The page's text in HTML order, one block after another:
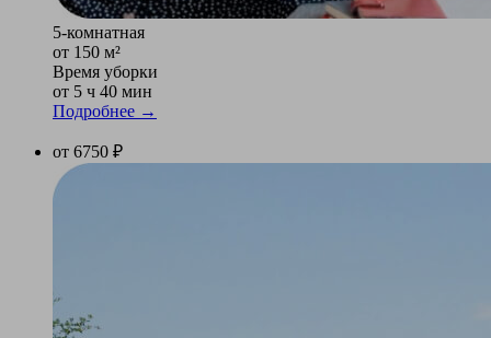
5-комнатная
от 150 м²
Время уборки
от 5 ч 40 мин
Подробнее →
от 6750 ₽